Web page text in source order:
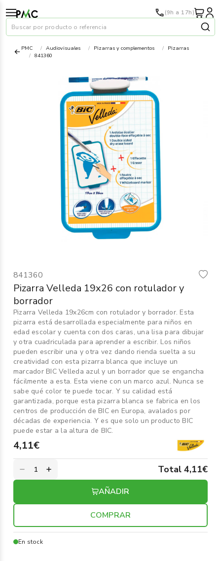
Material oficina ›
Audiovisuales
Tinta y tóner
Impresoras ›
Informática
Servicios generales
Seguridad
Material Escolar
(9h a 17h)
Buscar por producto o referencia
PMC Audiovisuales Pizarras y complementos
Pizarras
841360
841360
Pizarra Velleda 19x26 con rotulador y
borrador
Pizarra Velleda 19x26cm con rotulador y borrador. Esta
pizarra está desarrollada especialmente para niños en
edad escolar y cuenta con dos caras, una lisa para dibujar
y otra cuadriculada para aprender a escribir. Los niños
pueden escribir una y otra vez dando rienda suelta a su
creatividad con esta pizarra blanca que incluye un
marcador BIC Velleda azul y un borrador que se engancha
fácilmente a esta. Esta viene con un marco azul. Nunca se
sabe qué color te puede tocar. Y su calidad está
garantizada, porque esta pizarra blanca se fabrica en los
centros de producción de BIC en Europa, avalados por
décadas de experiencia. Y es que solo un producto BIC
puede estar a la altura de BIC.
4,11€
Total 4,11€
AÑADIR
COMPRAR
En stock